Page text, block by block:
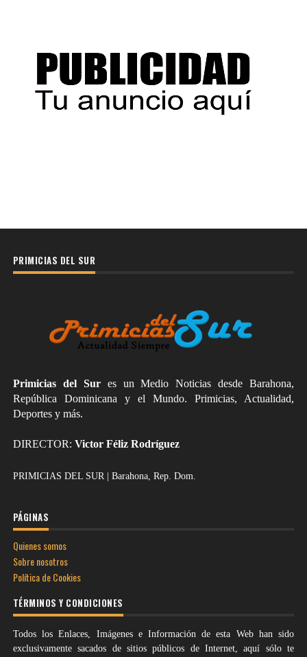
PRIMICIAS DEL SUR
Primicias del Sures un Medio Noticias desde Barahona,
República Dominicana y el Mundo. Primicias, Actualidad,
Deportes y más.
DIRECTOR: Victor Féliz Rodríguez
PRIMICIAS DEL SUR | Barahona, Rep. Dom.
PÁGINAS
Quienes somos
Sobre nosotros
Política de Cookies
TÉRMINOS Y CONDICIONES
Todos los Enlaces, Imágenes e Información de esta Web han sido
exclusivamente sacados de sitios públicos de Internet, aquí sólo te